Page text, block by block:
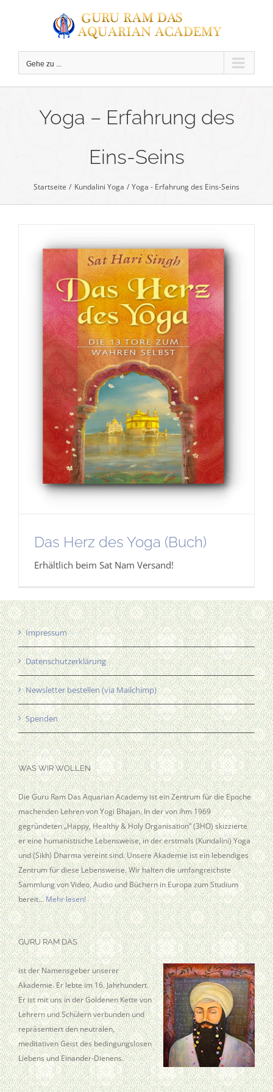
Gehe zu ...
Yoga – Erfahrung des
Eins-Seins
Startseite Kundalini Yoga Yoga - Erfahrung des Eins-Seins
Das Herz des Yoga (Buch)
Erhältlich beim Sat Nam Versand!
Impressum
Datenschutzerklärung
Newsletter bestellen (via Mailchimp)
Spenden
WAS WIR WOLLEN
Die Guru Ram Das Aquarian Academy ist ein Zentrum für die Epoche
machenden Lehren von Yogi Bhajan. In der von ihm 1969
gegründeten „Happy, Healthy & Holy Organisation” (3HO) skizzierte
er eine humanistische Lebensweise, in der erstmals (Kundalini) Yoga
und (Sikh) Dharma vereint sind. Unsere Akademie ist ein lebendiges
Zentrum für diese Lebensweise. Wir halten die umfangreichste
Sammlung von Video, Audio und Büchern in Europa zum Studium
bereit…Mehr lesen!
GURU RAM DAS
ist der Namensgeber unserer
Akademie. Er lebte im 16. Jahrhundert.
Er ist mit uns in der Goldenen Kette von
Lehrern und Schülern verbunden und
repräsentiert den neutralen,
meditativen Geist des bedingungslosen
Liebens und Einander-Dienens.